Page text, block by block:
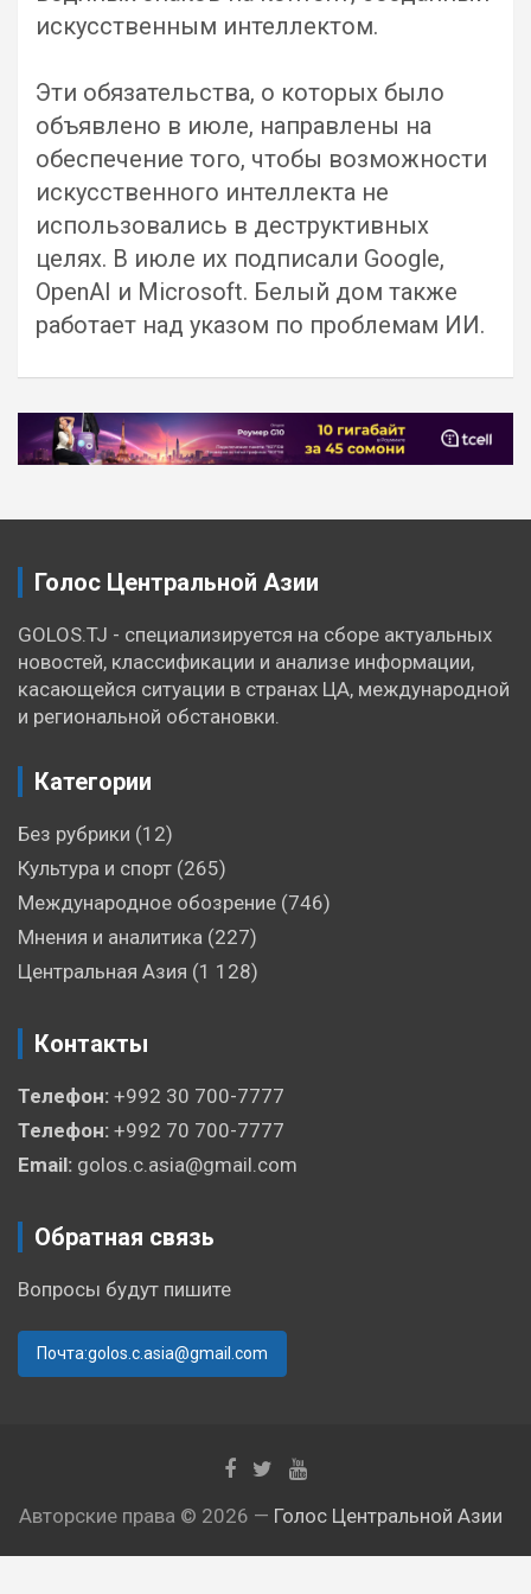
искусственным интеллектом.
Эти обязательства, о которых было
объявлено в июле, направлены на
обеспечение того, чтобы возможности
искусственного интеллекта не
использовались в деструктивных
целях. В июле их подписали Google,
OpenAI и Microsoft. Белый дом также
работает над указом по проблемам ИИ.
Навигация
по
Голос Центральной Азии
GOLOS.TJ - специализируется на сборе актуальных
новостей, классификации и анализе информации,
касающейся ситуации в странах ЦА, международной
и региональной обстановки.
Категории
Без рубрики (12)
Культура и спорт (265)
Международное обозрение (746)
Мнения и аналитика (227)
Центральная Азия (1 128)
Контакты
Телефон: +992 30 700-7777
Телефон: +992 70 700-7777
Email: golos.c.asia@gmail.com
Обратная связь
Вопросы будут пишите
Почта:golos.c.asia@gmail.com
Авторские права © 2026 — Голос Центральной Азии